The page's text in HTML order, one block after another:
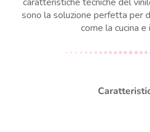
sono la soluzione perfetta per
come la cucina e